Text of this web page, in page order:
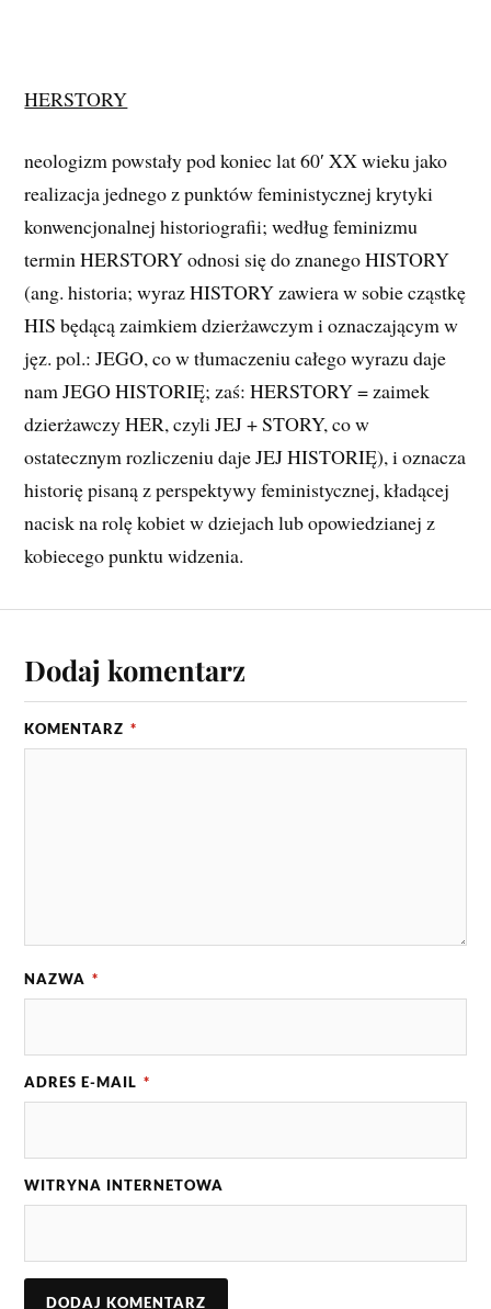
HERSTORY
neologizm powstały pod koniec lat 60′ XX wieku jako
realizacja jednego z punktów feministycznej krytyki
konwencjonalnej historiografii; według feminizmu
termin HERSTORY odnosi się do znanego HISTORY
(ang. historia; wyraz HISTORY zawiera w sobie cząstkę
HIS będącą zaimkiem dzierżawczym i oznaczającym w
jęz. pol.: JEGO, co w tłumaczeniu całego wyrazu daje
nam JEGO HISTORIĘ; zaś: HERSTORY = zaimek
dzierżawczy HER, czyli JEJ + STORY, co w
ostatecznym rozliczeniu daje JEJ HISTORIĘ), i oznacza
historię pisaną z perspektywy feministycznej, kładącej
nacisk na rolę kobiet w dziejach lub opowiedzianej z
kobiecego punktu widzenia.
Dodaj komentarz
KOMENTARZ *
NAZWA *
ADRES E-MAIL *
WITRYNA INTERNETOWA